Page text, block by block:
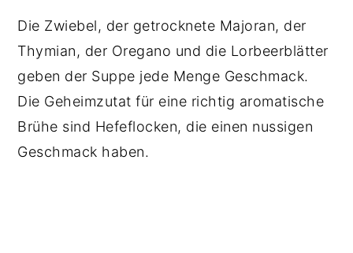
Die Zwiebel, der getrocknete Majoran, der
Thymian, der Oregano und die Lorbeerblätter
geben der Suppe jede Menge Geschmack.
Die Geheimzutat für eine richtig aromatische
Brühe sind Hefeflocken, die einen nussigen
Geschmack haben.